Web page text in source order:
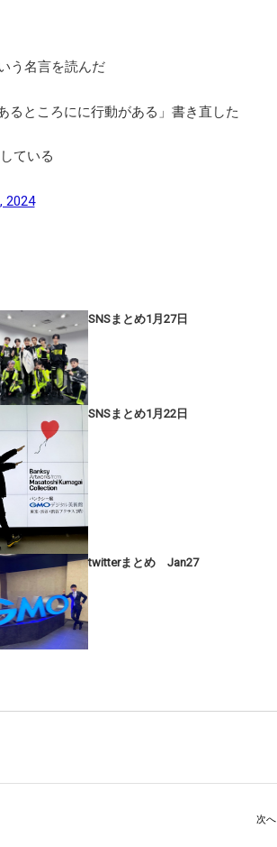
う名言を読んだ
るところにに行動がある」書き直した
ている
2024
SNSまとめ1月27日
SNSまとめ1月22日
twitterまとめ Jan27
次